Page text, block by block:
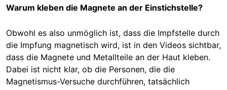
Warum kleben die Magnete an der Einstichstelle?
Obwohl es also unmöglich ist, dass die Impfstelle durch
die Impfung magnetisch wird, ist in den Videos sichtbar,
dass die Magnete und Metallteile an der Haut kleben.
Dabei ist nicht klar, ob die Personen, die die
Magnetismus-Versuche durchführen, tatsächlich